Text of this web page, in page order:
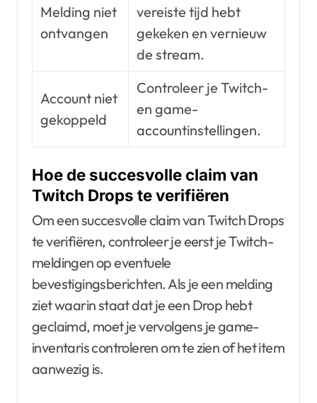
Melding niet
ontvangen
vereiste tijd hebt
gekeken en vernieuw
de stream.
Account niet
gekoppeld
Controleer je Twitch-
en game-
accountinstellingen.
Hoe de succesvolle claim van
Twitch Drops te verifiëren
Om een succesvolle claim van Twitch Drops
te verifiëren, controleer je eerst je Twitch-
meldingen op eventuele
bevestigingsberichten. Als je een melding
ziet waarin staat dat je een Drop hebt
geclaimd, moet je vervolgens je game-
inventaris controleren om te zien of het item
aanwezig is.